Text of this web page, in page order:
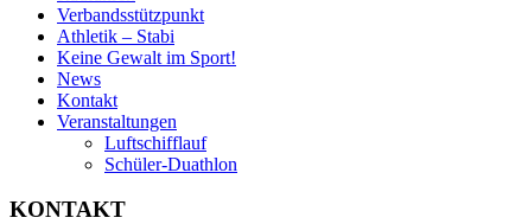
Verbandsstützpunkt
Athletik – Stabi
Keine Gewalt im Sport!
News
Kontakt
Veranstaltungen
Luftschifflauf
Schüler-Duathlon
KONTAKT